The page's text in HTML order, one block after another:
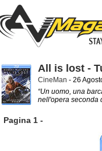
All is lost -
CineMan - 26
“Un uomo, una
nell'opera seconda
Pagina 1 -